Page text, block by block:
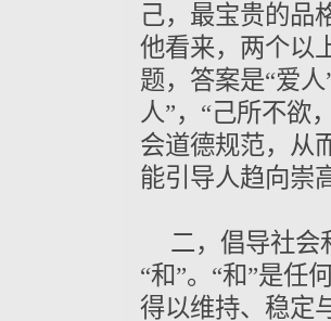
己，最宝贵的品
他看来，两个以
题，答案是“爱
人”， “己所不欲
会道德规范，从
能引导人趋向崇
二，倡导社会
“和”。 “和”是任
得以维持、稳定